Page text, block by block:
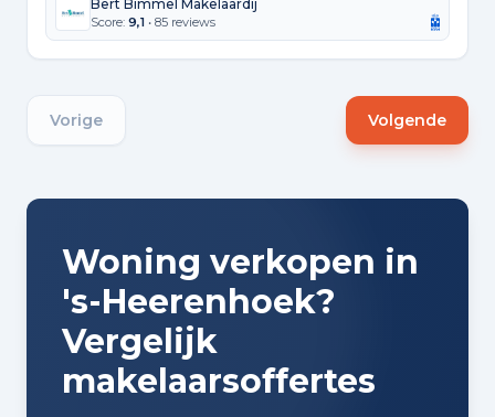
Bert Bimmel Makelaardij
Score: 9,1 • 85 reviews
Vorige Volgende
Woning verkopen in
's-Heerenhoek?
Vergelijk
makelaarsoffertes